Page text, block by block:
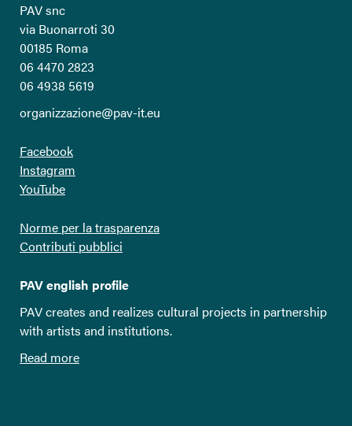
PAV snc
via Buonarroti 30
00185 Roma
06 4470 2823
06 4938 5619
organizzazione@pav-it.eu
Facebook
Instagram
YouTube
Norme per la trasparenza
Contributi pubblici
PAV english profile
PAV creates and realizes cultural projects in partnership
with artists and institutions.
Read more